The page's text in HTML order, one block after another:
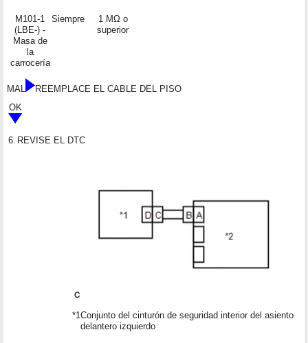
M101-1
(LBE-) -
Masa de
la
carrocería
Siempre
1 MΩ o
superior
MAL
REEMPLACE EL CABLE DEL PISO
OK
6. REVISE EL DTC
*1 Conjunto del cinturón de seguridad interior del asiento
delantero izquierdo